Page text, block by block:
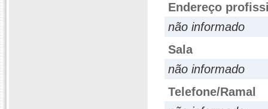
Endereço
não informado
Sala
não informado
Telefone/Ramal